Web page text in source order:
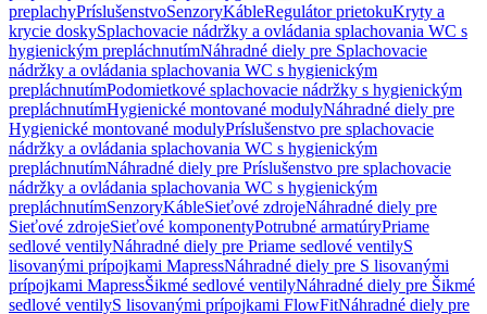
preplachyPríslušenstvoSenzoryKábleRegulátor prietokuKryty a
krycie doskySplachovacie nádržky a ovládania splachovania WC s
hygienickým prepláchnutímNáhradné diely pre Splachovacie
nádržky a ovládania splachovania WC s hygienickým
prepláchnutímPodomietkové splachovacie nádržky s hygienickým
prepláchnutímHygienické montované modulyNáhradné diely pre
Hygienické montované modulyPríslušenstvo pre splachovacie
nádržky a ovládania splachovania WC s hygienickým
prepláchnutímNáhradné diely pre Príslušenstvo pre splachovacie
nádržky a ovládania splachovania WC s hygienickým
prepláchnutímSenzoryKábleSieťové zdrojeNáhradné diely pre
Sieťové zdrojeSieťové komponentyPotrubné armatúryPriame
sedlové ventilyNáhradné diely pre Priame sedlové ventilyS
lisovanými prípojkami MapressNáhradné diely pre S lisovanými
prípojkami MapressŠikmé sedlové ventilyNáhradné diely pre Šikmé
sedlové ventilyS lisovanými prípojkami FlowFitNáhradné diely pre